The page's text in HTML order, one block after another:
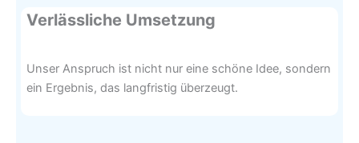
Verlässliche Umsetzung
Unser Anspruch ist nicht nur eine schöne Idee, sondern
ein Ergebnis, das langfristig überzeugt.